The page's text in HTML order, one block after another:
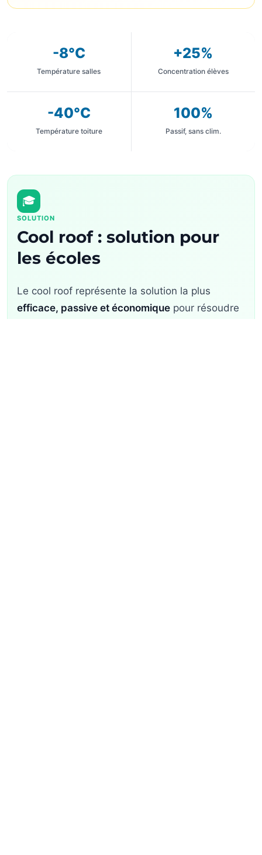
-8°C
Température salles
+25%
Concentration élèves
-40°C
Température toiture
100%
Passif, sans clim.
🎓
SOLUTION
Cool roof : solution pour
les écoles
Le cool roof représente la solution la plus
efficace, passive et économique pour résoudre